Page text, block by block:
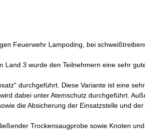
Feuerwehr Lampoding, bei
3 wurde den Teilnehmern eine sehr
durchgeführt. Diese Variante ist eine
dabei unter Atemschutz durchgeführt.
die Absicherung der Einsatzstelle und
Trockensaugprobe sowie Knoten